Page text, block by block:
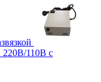
110В с